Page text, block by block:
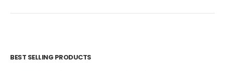
BEST SELLING PRODUCTS